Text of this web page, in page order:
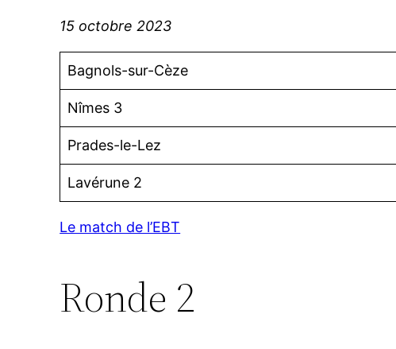
15 octobre 2023
Bagnols-sur-Cèze
Nîmes 3
Prades-le-Lez
Lavérune 2
Le match de l’EBT
Ronde 2